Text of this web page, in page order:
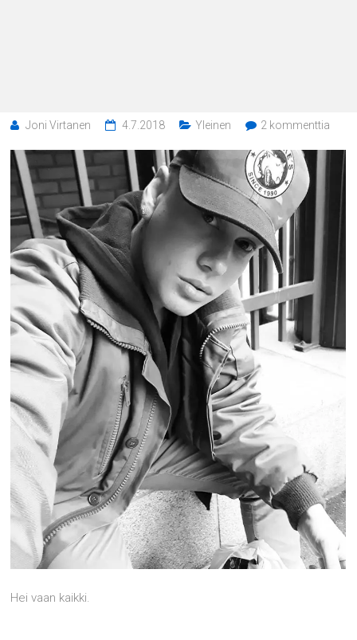
Joni Virtanen 4.7.2018 Yleinen 2 kommenttia
Hei vaan kaikki.